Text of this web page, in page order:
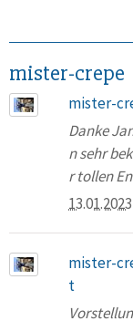
mister-crepe
mister-
Danke
n sehr
r tollen
13.01.2023
mister-
t